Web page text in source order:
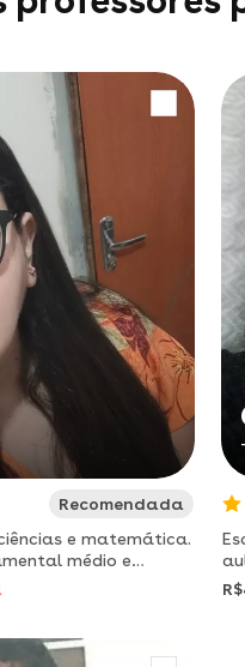
Recomendada
e matemática.
médio e